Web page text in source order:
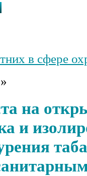
в сфере
»
на
и